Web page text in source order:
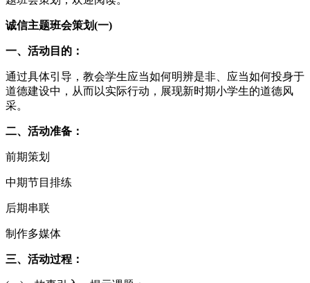
诚信主题班会策划(一)
一、活动目的：
通过具体引导，教会学生应当如何明辨是非、应当如何投身于
道德建设中，从而以实际行动，展现新时期小学生的道德风
采。
二、活动准备：
前期策划
中期节目排练
后期串联
制作多媒体
三、活动过程：